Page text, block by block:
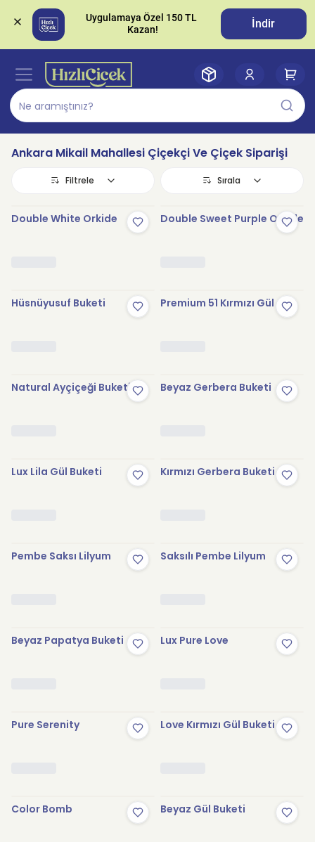
Uygulamaya Özel 150 TL
İndir
Ankara Mikail Mahallesi Çiçekçi Ve Çiçek Siparişi
Filtrele Sırala
Double White Orkide Double Sweet Purple Orkide
Hüsnüyusuf Buketi Premium 51 Kırmızı Gül
Natural Ayçiçeği Buketi Beyaz Gerbera Buketi
Lux Lila Gül Buketi Kırmızı Gerbera Buketi
Pembe Saksı Lilyum Saksılı Pembe Lilyum
Beyaz Papatya Buketi Lux Pure Love
Pure Serenity Love Kırmızı Gül Buketi
Color Bomb Beyaz Gül Buketi